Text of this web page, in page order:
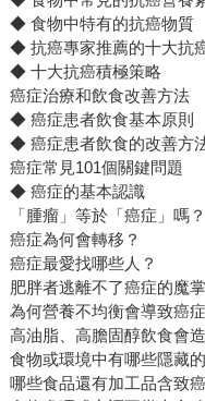
◆ 食物中特有的抗癌物質
◆ 抗癌專家推薦的十大抗
◆ 十大抗癌積極策略
癌症治療和飲食改善方法
◆ 癌症患者飲食基本原則
◆ 癌症患者飲食的改善方
癌症常見101個關鍵問題
◆ 癌症的基本認識
「腫瘤」等於「癌症」嗎？
癌症為何會轉移？
癌症最愛找哪些人？
肥胖者逃離不了癌症的魔
為何營養不均衡會導致癌
高油脂、高膽固醇飲食會
食物或環境中有哪些隱藏
哪些食品還有加工品含致